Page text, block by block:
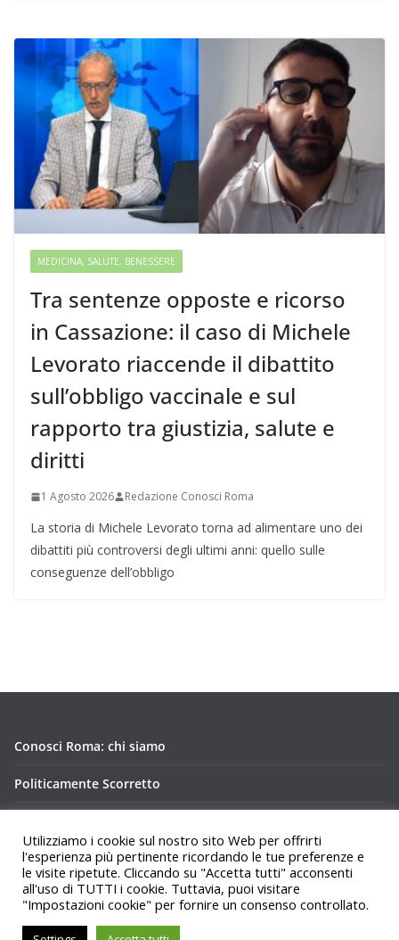
MEDICINA, SALUTE, BENESSERE
Tra sentenze opposte e ricorso
in Cassazione: il caso di Michele
Levorato riaccende il dibattito
sull’obbligo vaccinale e sul
rapporto tra giustizia, salute e
diritti
1 Agosto 2026 Redazione Conosci Roma
La storia di Michele Levorato torna ad alimentare uno dei
dibattiti più controversi degli ultimi anni: quello sulle
conseguenze dell’obbligo
Conosci Roma: chi siamo
Politicamente Scorretto
Copyright © 2026Conosci Roma
Utilizziamo i cookie sul nostro sito Web per offrirti
l'esperienza più pertinente ricordando le tue preferenze e
le visite ripetute. Cliccando su "Accetta tutti" acconsenti
all'uso di TUTTI i cookie. Tuttavia, puoi visitare
"Impostazioni cookie" per fornire un consenso controllato.